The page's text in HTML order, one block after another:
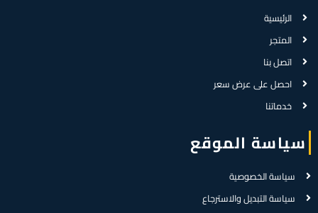
الرئيسية
المتجر
اتصل بنا
احصل على عرض سعر
خدماتنا
سياسة الموقع
سياسة الخصوصية
سياسة التبديل والاسترجاع